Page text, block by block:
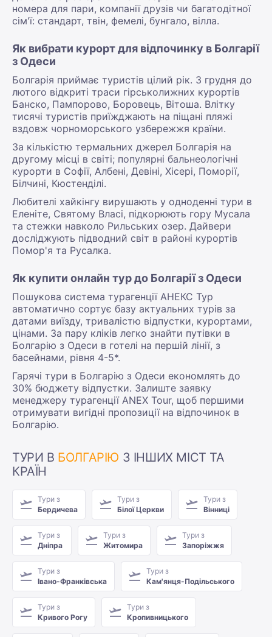
номера для пари, компанії друзів чи багатодітної
сім'ї: стандарт, твін, фемелі, бунгало, вілла.
Як вибрати курорт для відпочинку в Болгарії
з Одеси
Болгарія приймає туристів цілий рік. З грудня до
лютого відкриті траси гірськолижних курортів
Банско, Пампорово, Боровець, Вітоша. Влітку
тисячі туристів приїжджають на піщані пляжі
вздовж чорноморського узбережжя країни.
За кількістю термальних джерел Болгарія на
другому місці в світі; популярні бальнеологічні
курорти в Софії, Албені, Девіні, Хісері, Поморії,
Білчині, Кюстенділі.
Любителі хайкінгу вирушають у одноденні тури в
Еленіте, Святому Власі, підкорюють гору Мусала
та стежки навколо Рильських озер. Дайвери
досліджують підводний світ в районі курортів
Помор'я та Русалка.
Як купити онлайн тур до Болгарії з Одеси
Пошукова система турагенції АНЕКС Тур
автоматично сортує базу актуальних турів за
датами виїзду, тривалістю відпустки, курортами,
цінами. За пару кліків легко знайти путівки в
Болгарію з Одеси в готелі на першій лінії, з
басейнами, рівня 4-5*.
Гарячі тури в Болгарію з Одеси економлять до
30% бюджету відпустки. Залиште заявку
менеджеру турагенції ANEX Tour, щоб першими
отримувати вигідні пропозиції на відпочинок в
Болгарію.
ТУРИ В БОЛГАРІЮ З ІНШИХ МІСТ ТА
КРАЇН
Тури з
Бердичева
Тури з
Білої Церкви
Тури з
Вінниці
Тури з
Дніпра
Тури з
Житомира
Тури з
Запоріжжя
Тури з
Івано-Франківська
Тури з
Кам'янця-Подільського
Тури з
Кривого Рогу
Тури з
Кропивницького